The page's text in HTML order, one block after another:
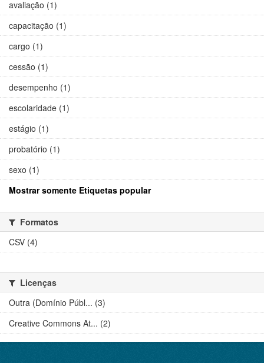
avaliação (1)
capacitação (1)
cargo (1)
cessão (1)
desempenho (1)
escolaridade (1)
estágio (1)
probatório (1)
sexo (1)
Mostrar somente Etiquetas popular
Formatos
CSV (4)
Licenças
Outra (Domínio Públ... (3)
Creative Commons At... (2)